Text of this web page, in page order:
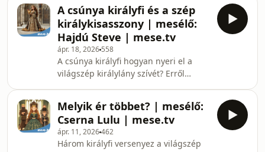
meglátta az udvar közepén a kutat.
Odament a kútho
férje elvárását? Benedek Elek
népmese feldolgozását Hajdú Steve
mondja el nektek. MESE TV mesék,
rajzfilmek gyerekeknek Folyamatosan
frissülő kínálatunkban több mint 1000
rajzfilmet, mesefilmet, bábfilmet,
láthatsz, gyerekdalokat, meséket,
mondókákat h
A csúnya királyfi és a szép
királykisasszony | mesélő:
Hajdú Steve | mese.tv
ápr. 18, 2026 558
A csúnya királyfi hogyan nyeri el a
világszép királylány szívét? Erről
frissülő kínálatunkban több mint 1000
rajzfilmet, mesefilmet, bábfilmet,
láthatsz, gyerekdalokat, meséket,
mondókákat hallgathatsz, az
Melyik ér többet? | mesélő:
Cserna Lulu | mese.tv
ápr. 11, 2026462
Három királyfi versenyez a világszép